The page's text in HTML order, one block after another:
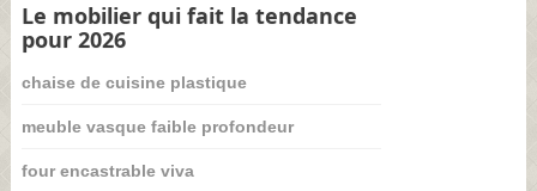
Le mobilier qui fait la tendance
pour 2026
chaise de cuisine plastique
meuble vasque faible profondeur
four encastrable viva